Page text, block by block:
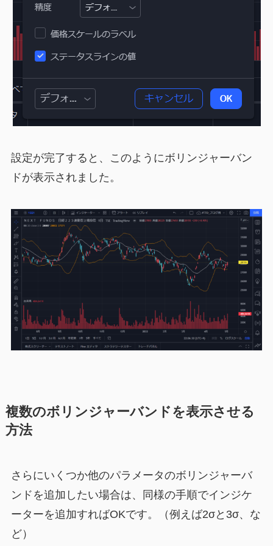
設定が完了すると、このようにボリンジャーバン
ドが表示されました。
複数のボリンジャーバンドを表示させる
方法
さらにいくつか他のパラメータのボリンジャーバ
ンドを追加したい場合は、同様の手順でインジケ
ーターを追加すればOKです。（例えば2σと3σ、な
ど）